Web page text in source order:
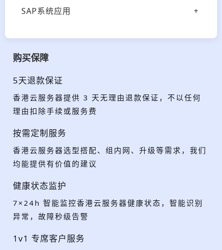
购买保障
5天退款保证
香港云服务器提供 3 天无理由退款保证，不以任何
理由扣除手续或服务费
按需定制服务
香港云服务器选型搭配、组内网、升级等需求，我们
均能提供有价值的建议
健康状态监护
7×24h 智能监控香港云服务器健康状态，智能识别
异常，故障秒级告警
1v1 专席客户服务
SAP系统应用